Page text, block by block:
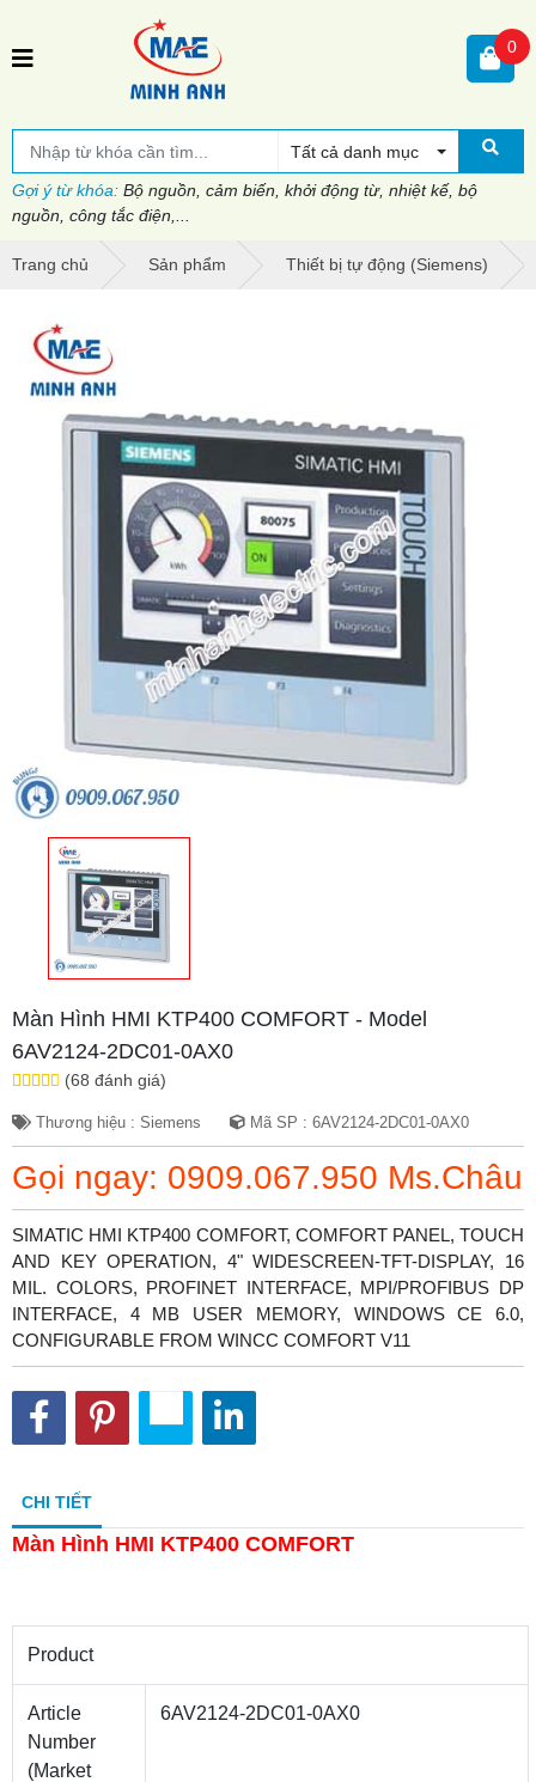
Tất cả danh mục
Gợi ý từ khóa: Bộ nguồn, cảm biến, khởi động từ, nhiệt kế, bộ
nguồn, công tắc điện,...
0
Trang chủ Sản phẩm Thiết bị tự động (Siemens)
Màn Hình HMI KTP400 COMFORT - Model
6AV2124-2DC01-0AX0
(68 đánh giá)
Thương hiệu : Siemens Mã SP : 6AV2124-2DC01-0AX0
Gọi ngay: 0909.067.950 Ms.Châu
SIMATIC HMI KTP400 COMFORT, COMFORT PANEL, TOUCH
AND KEY OPERATION, 4" WIDESCREEN-TFT-DISPLAY, 16
MIL. COLORS, PROFINET INTERFACE, MPI/PROFIBUS DP
INTERFACE, 4 MB USER MEMORY, WINDOWS CE 6.0,
CONFIGURABLE FROM WINCC COMFORT V11
CHI TIẾT
Màn Hình HMI KTP400 COMFORT
Product
Article
Number
(Market
6AV2124-2DC01-0AX0